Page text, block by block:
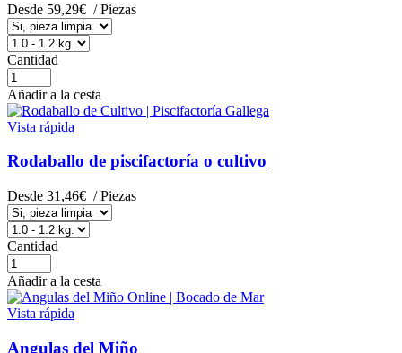
Desde 59,29€ / Piezas
Cantidad
Añadir a la cesta
Vista rápida
Rodaballo de piscifactoría o cultivo
Desde 31,46€ / Piezas
Cantidad
Añadir a la cesta
Vista rápida
Angulas del Miño